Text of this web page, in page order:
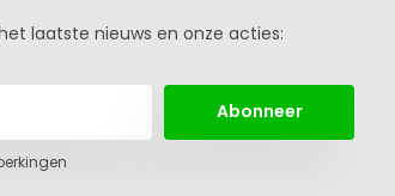
laatste nieuws en onze acties:
Abonneer